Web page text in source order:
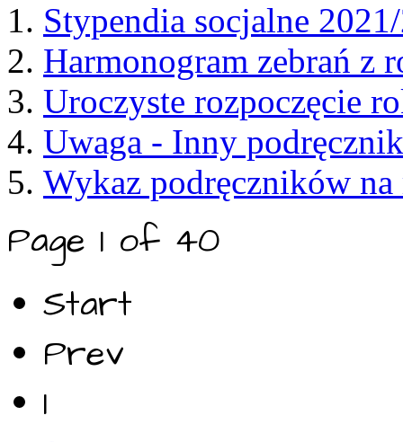
Stypendia socjalne
Harmonogram zebrań z
Uroczyste rozpoczęcie
Uwaga - Inny
Wykaz podręczników
Page 1 of 40
Start
Prev
1